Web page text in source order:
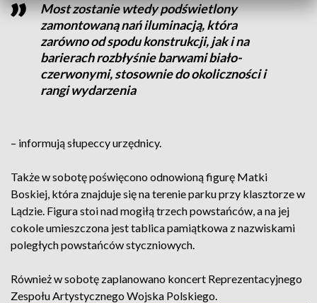
Most zostanie wtedy podświetlony
zamontowaną nań iluminacją, która
zarówno od spodu konstrukcji, jak i na
barierach rozbłyśnie barwami biało-
czerwonymi, stosownie do okoliczności i
rangi wydarzenia
– informują słupeccy urzędnicy.
Także w sobotę poświęcono odnowioną figurę Matki
Boskiej, która znajduje się na terenie parku przy klasztorze w
Lądzie. Figura stoi nad mogiłą trzech powstańców, a na jej
cokole umieszczona jest tablica pamiątkowa z nazwiskami
poległych powstańców styczniowych.
Również w sobotę zaplanowano koncert Reprezentacyjnego
Zespołu Artystycznego Wojska Polskiego.